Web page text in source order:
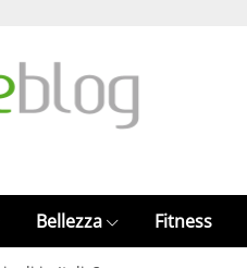
Bellezza Fitness